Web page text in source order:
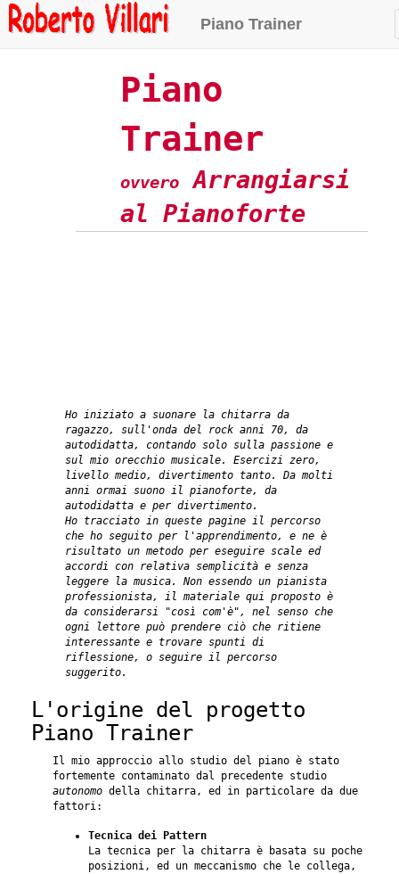
Piano Trainer
Piano
Trainer
ovvero
Arrangiarsi
al Pianoforte
Ho iniziato a suonare la chitarra da
ragazzo, sull'onda del rock anni 70, da
autodidatta, contando solo sulla passione e
sul mio orecchio musicale. Esercizi zero,
livello medio, divertimento tanto. Da molti
anni ormai suono il pianoforte, da
autodidatta e per divertimento.
Ho tracciato in queste pagine il percorso
che ho seguito per l'apprendimento, e ne è
risultato un metodo per eseguire scale ed
accordi con relativa semplicità e senza
leggere la musica. Non essendo un pianista
professionista, il materiale qui proposto è
da considerarsi "così com'è", nel senso che
ogni lettore può prendere ciò che ritiene
interessante e trovare spunti di
riflessione, o seguire il percorso
suggerito.
L'origine del progetto
Piano Trainer
Il mio approccio allo studio del piano è stato
fortemente contaminato dal precedente studio
autonomo della chitarra, ed in particolare da due
fattori:
Tecnica dei Pattern
La tecnica per la chitarra è basata su poche
posizioni, ed un meccanismo che le collega,